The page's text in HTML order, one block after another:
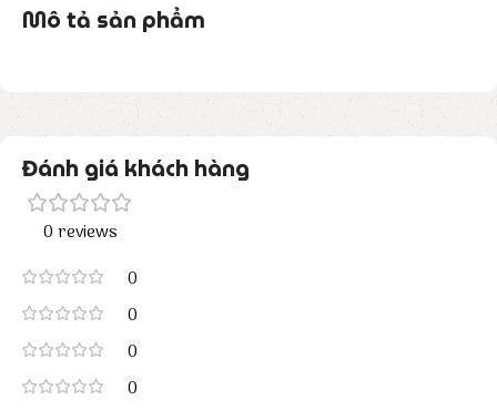
Mô tả sản phẩm
Đánh giá khách hàng
0 reviews
0
0
0
0